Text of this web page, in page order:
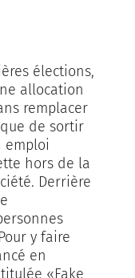
élections,
allocation
remplacer
que de sortir
emploi
hors de la
Derrière
y faire
en
«Fake